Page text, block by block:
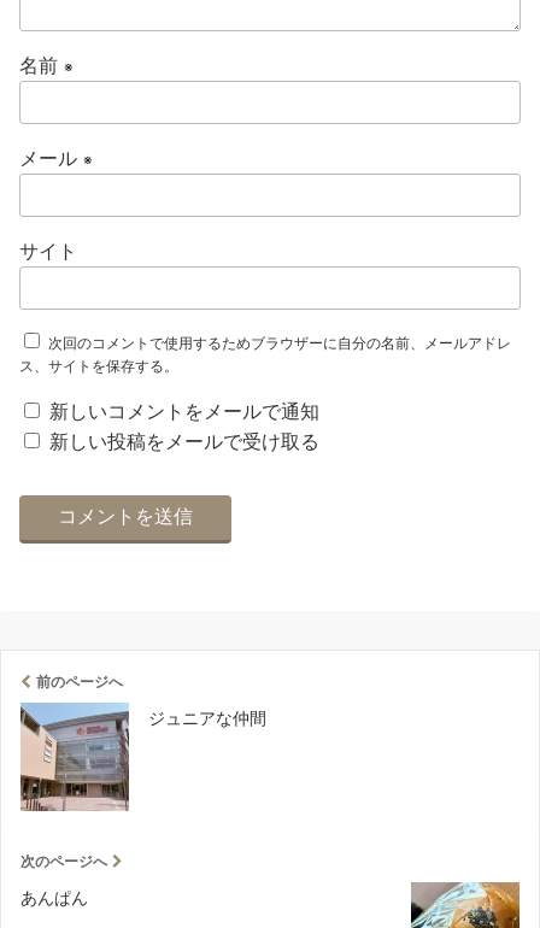
名前 ※
メール ※
サイト
次回のコメントで使用するためブラウザーに自分の名前、メールアドレ
ス、サイトを保存する。
新しいコメントをメールで通知
新しい投稿をメールで受け取る
前のページへ
ジュニアな仲間
次のページへ
あんぱん